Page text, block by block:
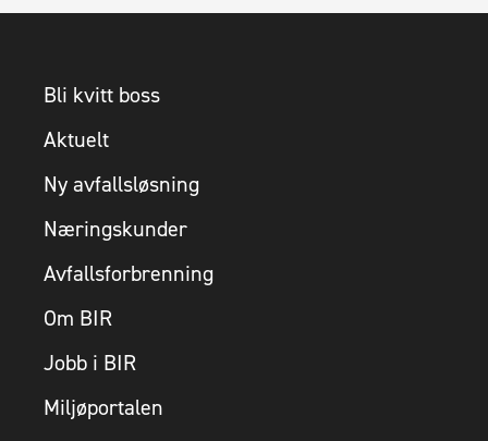
Bli kvitt boss
Aktuelt
Ny avfallsløsning
Næringskunder
Avfallsforbrenning
Om BIR
Jobb i BIR
Miljøportalen